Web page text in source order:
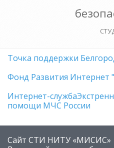
Точка поддержки
Фонд Развития Интернет
Интернет-
помощи МЧС России
Сайт СТИ НИТУ «МИСИС»